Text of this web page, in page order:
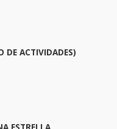
DE ACTIVIDADES)
ESTRELLA